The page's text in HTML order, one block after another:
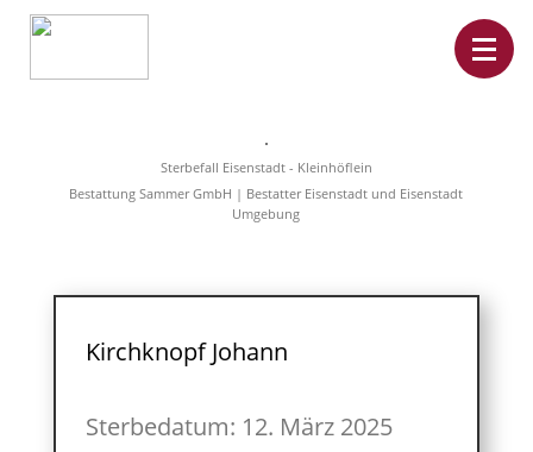
Überführungen
Rat&Hilfe
Sterbefälle
Sterbefall Eisenstadt - Kleinhöflein
Bestattung Sammer GmbH | Bestatter Eisenstadt und Eisenstadt
Umgebung
Kirchknopf Johann
Sterbedatum: 12. März 2025